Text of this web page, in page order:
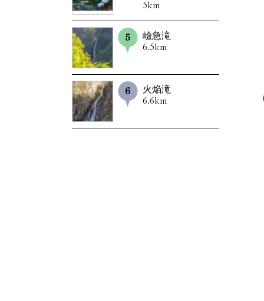
5km
嶮急滝
6.5km
火焔滝
6.6km